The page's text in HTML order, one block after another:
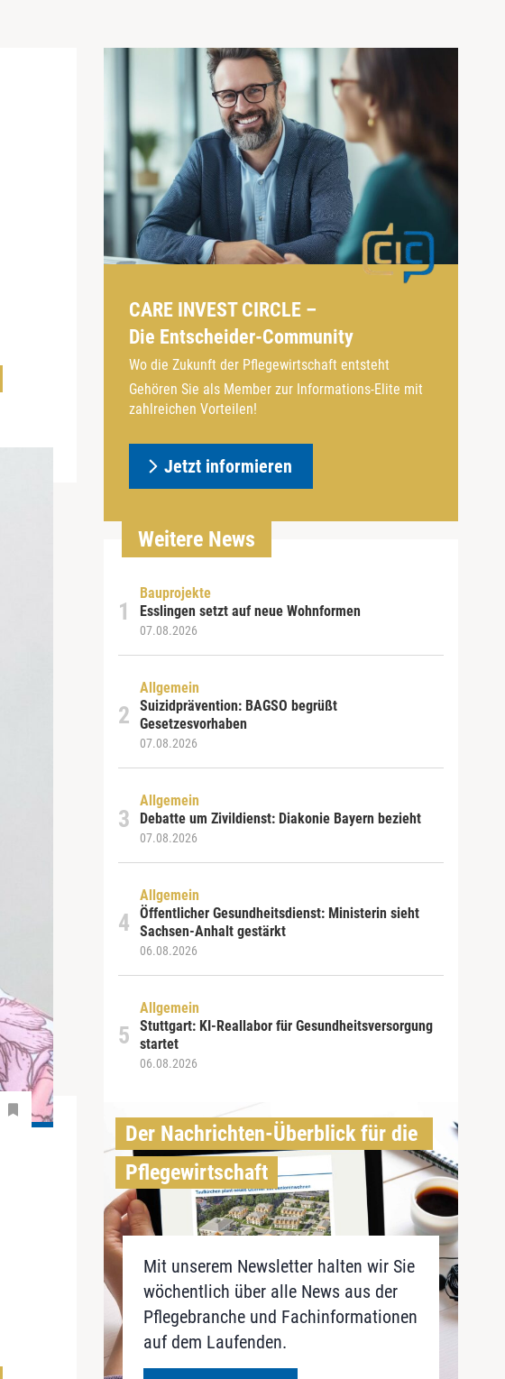
CARE INVEST CIRCLE –
Die Entscheider-Community
Wo die Zukunft der Pflegewirtschaft entsteht
Gehören Sie als Member zur Informations-Elite mit
zahlreichen Vorteilen!
Jetzt informieren
Weitere News
Bauprojekte
Esslingen setzt auf neue Wohnformen
07.08.2026
Allgemein
Suizidprävention: BAGSO begrüßt
Gesetzesvorhaben
07.08.2026
Allgemein
Debatte um Zivildienst: Diakonie Bayern bezieht
07.08.2026
Allgemein
Öffentlicher Gesundheitsdienst: Ministerin sieht
Sachsen-Anhalt gestärkt
06.08.2026
Allgemein
Stuttgart: KI-Reallabor für Gesundheitsversorgung
startet
06.08.2026
Der Nachrichten-Überblick für die
Pflegewirtschaft
Mit unserem Newsletter halten wir Sie
wöchentlich über alle News aus der
Pflegebranche und Fachinformationen
auf dem Laufenden.